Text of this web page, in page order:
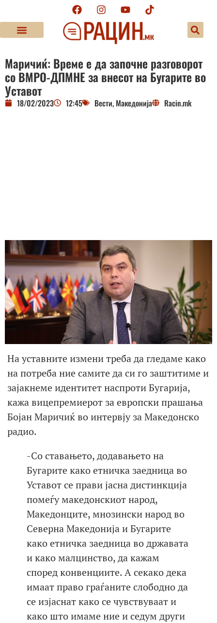
Маричиќ: Време е да започне разговорот
со ВМРО-ДПМНЕ за внесот на Бугарите во
Уставот
18/02/2023 12:45 Вести, Македонија Racin.mk
На уставните измени треба да гледаме како
на потреба ние самите да си го заштитиме и
зајакнеме идентитет наспроти Бугарија,
кажа вицепремиерот за европски прашања
Бојан Маричиќ во интервју за Македонско
радио.
-Со ставањето, додавањето на
Бугарите како етничка заедница во
Уставот се прави јасна дистинкција
помеѓу македонскиот народ,
Македонците, мнозински народ во
Северна Македонија и Бугарите
како етничка заедница во државата
и како малцинство, да кажам
според конвенциите. А секако дека
имаат право граѓаните слободно да
се изјаснат како се чувствуваат и
како што имаме ние и седум други